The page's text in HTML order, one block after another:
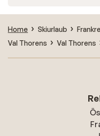
Home Skiurlaub
Val Thorens
Val Thorens